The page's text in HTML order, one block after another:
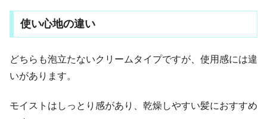
使い心地の違い
どちらも泡立たないクリームタイプですが、使用感には違
いがあります。
モイストはしっとり感があり、乾燥しやすい髪におすすめ